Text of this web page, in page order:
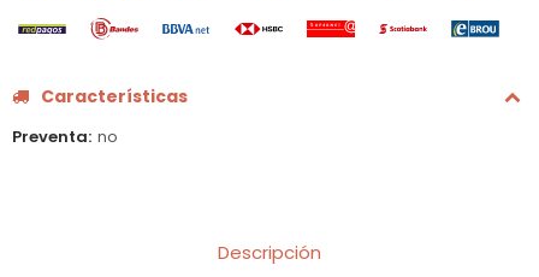
Características
Preventa no
Descripción